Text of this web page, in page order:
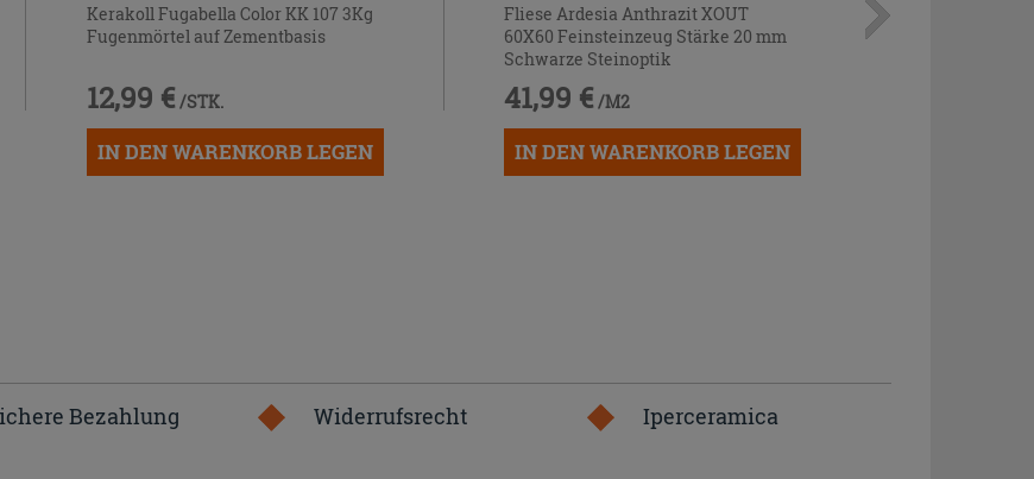
Kerakoll Fugabella Color KK 107 3Kg
Fugenmörtel auf Zementbasis
12,99 € /STK.
IN DEN WARENKORB LEGEN
Fliese Ardesia Anthrazit XOUT
60X60 Feinsteinzeug Stärke 20 mm
Schwarze Steinoptik
41,99 € /M2
IN DEN WARENKORB LEGEN
Bezahlung Widerrufsrecht Iperceramica